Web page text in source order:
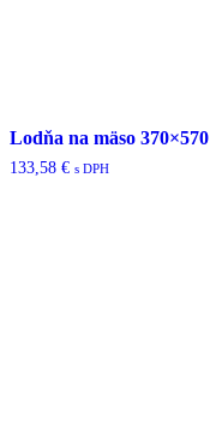
Lodňa na mäso 370×570
133,58 € s DPH